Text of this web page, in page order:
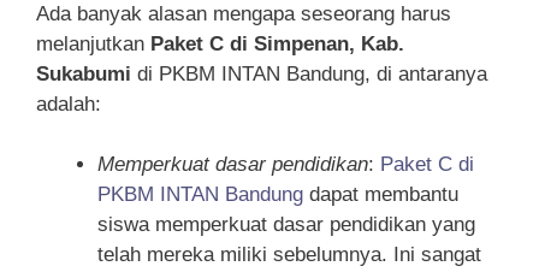
Ada banyak alasan mengapa seseorang harus
melanjutkan Paket C di Simpenan, Kab.
Sukabumi di PKBM INTAN Bandung, di antaranya
adalah:
Memperkuat dasar pendidikan: Paket C di
PKBM INTAN Bandung dapat membantu
siswa memperkuat dasar pendidikan yang
telah mereka miliki sebelumnya. Ini sangat